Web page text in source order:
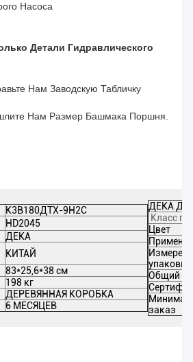
Насоса
Детали Гидравлического
Нам Заводскую Табличку
Нам Размер Башмака Поршня.
К3В180ДТХ-9Н2С
HD2045
ДЕКА
КИТАЙ
83*25,6*38 см
198 кг
ДЕРЕВЯННАЯ КОРОБКА
6 МЕСЯЦЕВ
ДЕКА
Класс
Цвет
упаковки
Общий
заказ